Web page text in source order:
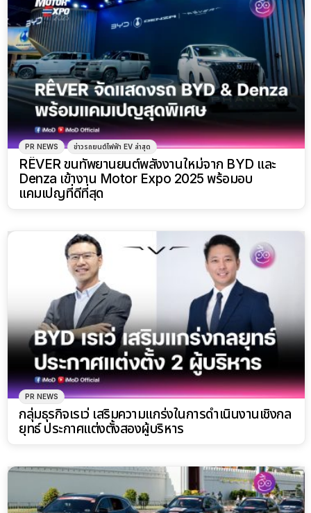
PR NEWS ข่าวรถยนต์ไฟฟ้า EV ล่าสุด
RÊVER ขนทัพยานยนต์พลังงานใหม่จาก BYD และ
Denza เข้างาน Motor Expo 2025 พร้อมอบ
แคมเปญที่ดีที่สุด
PR NEWS
กลุ่มธุรกิจเรเว่ เสริมความแกร่งในการดำเนินงานเชิงกล
ยุทธ์ ประกาศแต่งตั้งสองผู้บริหาร